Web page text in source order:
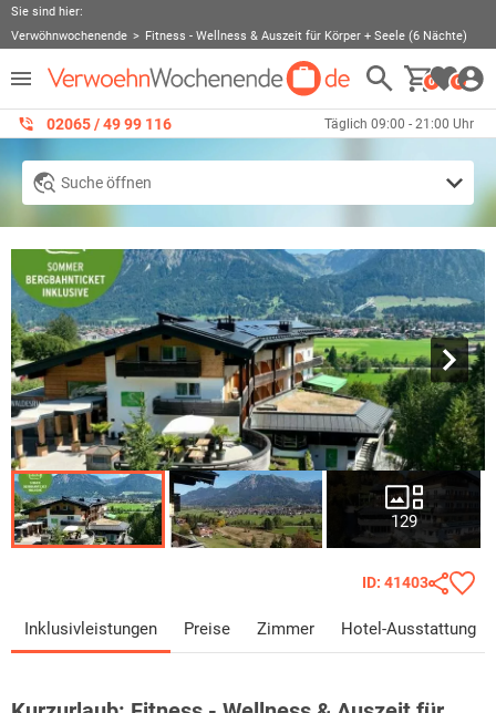
Sie sind hier:
Verwöhnwochenende
Fitness - Wellness & Auszeit für Körper + Seele (6 Nächte)
0 0
02065 / 49 ‌99 116 Täglich 09:00 - 21:00 Uhr
Suche öffnen
129
ID: 41403
Inklusivleistungen Preise Zimmer Hotel-Ausstattung